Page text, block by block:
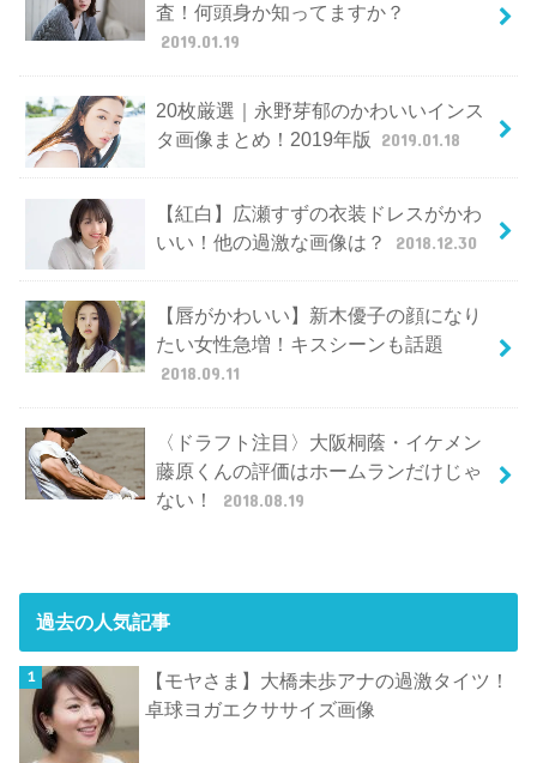
査！何頭身か知ってますか？
2019.01.19
20枚厳選｜永野芽郁のかわいいインス
タ画像まとめ！2019年版
2019.01.18
【紅白】広瀬すずの衣装ドレスがかわ
いい！他の過激な画像は？
2018.12.30
【唇がかわいい】新木優子の顔になり
たい女性急増！キスシーンも話題
2018.09.11
〈ドラフト注目〉大阪桐蔭・イケメン
藤原くんの評価はホームランだけじゃ
ない！
2018.08.19
過去の人気記事
【モヤさま】大橋未歩アナの過激タイツ！
卓球ヨガエクササイズ画像